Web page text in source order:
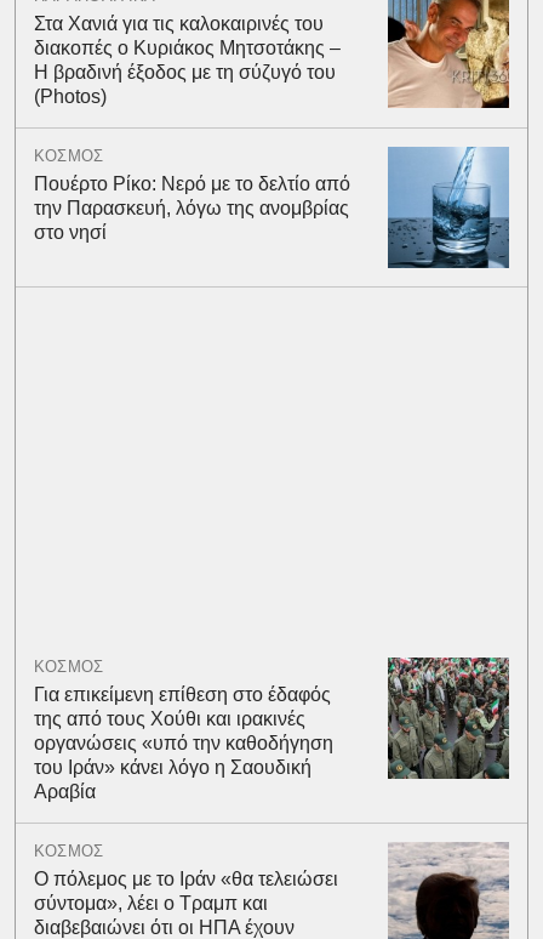
Στα Χανιά για τις καλοκαιρινές του
διακοπές ο Κυριάκος Μητσοτάκης –
Η βραδινή έξοδος με τη σύζυγό του
(Photos)
ΚΟΣΜΟΣ
Πουέρτο Ρίκο: Νερό με το δελτίο από
την Παρασκευή, λόγω της ανομβρίας
στο νησί
ΚΟΣΜΟΣ
Για επικείμενη επίθεση στο έδαφός
της από τους Χούθι και ιρακινές
οργανώσεις «υπό την καθοδήγηση
του Ιράν» κάνει λόγο η Σαουδική
Αραβία
ΚΟΣΜΟΣ
Ο πόλεμος με το Ιράν «θα τελειώσει
σύντομα», λέει ο Τραμπ και
διαβεβαιώνει ότι οι ΗΠΑ έχουν